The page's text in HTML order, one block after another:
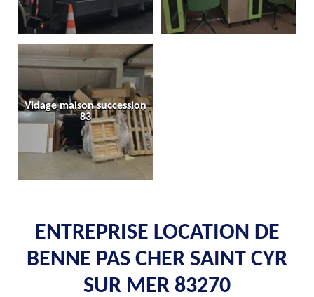
Vidage maison succession
83
ENTREPRISE LOCATION DE
BENNE PAS CHER SAINT CYR
SUR MER 83270